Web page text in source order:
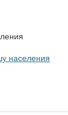
населения